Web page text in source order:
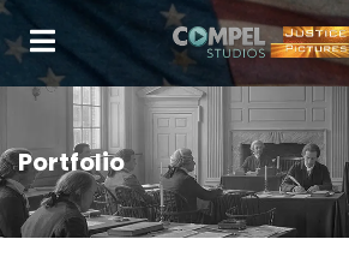
Portfolio